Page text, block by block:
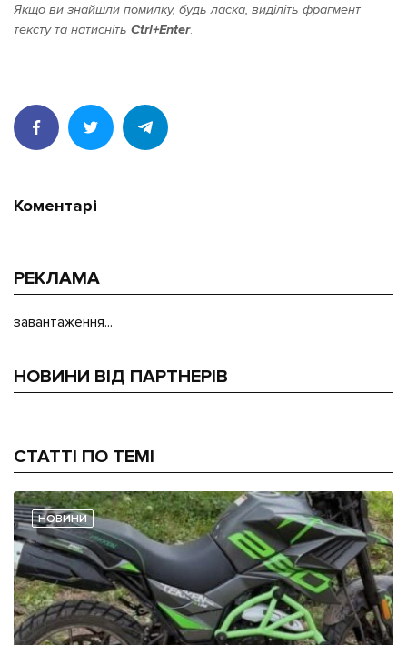
Якщо ви знайшли помилку, будь ласка, виділіть фрагмент
тексту та натисніть Ctrl+Enter.
Коментарі
РЕКЛАМА
завантаження...
НОВИНИ ВІД ПАРТНЕРІВ
СТАТТІ ПО ТЕМІ
НОВИНИ